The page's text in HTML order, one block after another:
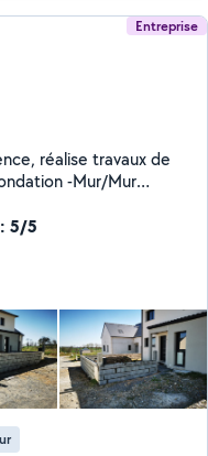
Entreprise
travaux de
-Terrasse -Mur
-Rénovation -
des
d'Escalier Travaux
5/5